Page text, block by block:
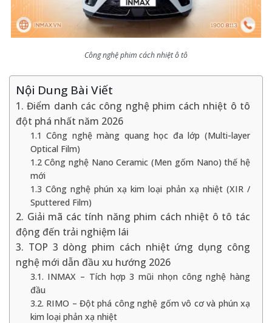
Công nghệ phim cách nhiệt ô tô
Nội Dung Bài Viết
1. Điểm danh các công nghệ phim cách nhiệt ô tô
đột phá nhất năm 2026
1.1 Công nghệ màng quang học đa lớp (Multi-layer
Optical Film)
1.2 Công nghệ Nano Ceramic (Men gốm Nano) thế hệ
mới
1.3 Công nghệ phún xạ kim loại phản xạ nhiệt (XIR /
Sputtered Film)
2. Giải mã các tính năng phim cách nhiệt ô tô tác
động đến trải nghiệm lái
3. TOP 3 dòng phim cách nhiệt ứng dụng công
nghệ mới dẫn đầu xu hướng 2026
3.1. INMAX – Tích hợp 3 mũi nhọn công nghệ hàng
đầu
3.2. RIMO – Đột phá công nghệ gốm vô cơ và phún xạ
kim loại phản xạ nhiệt